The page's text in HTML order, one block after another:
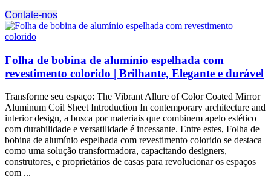
Contate-nos
Folha de bobina de alumínio espelhada com
revestimento colorido | Brilhante, Elegante e durável
Transforme seu espaço: The Vibrant Allure of Color Coated Mirror
Aluminum Coil Sheet Introduction In contemporary architecture and
interior design, a busca por materiais que combinem apelo estético
com durabilidade e versatilidade é incessante. Entre estes, Folha de
bobina de alumínio espelhada com revestimento colorido se destaca
como uma solução transformadora, capacitando designers,
construtores, e proprietários de casas para revolucionar os espaços
com ...